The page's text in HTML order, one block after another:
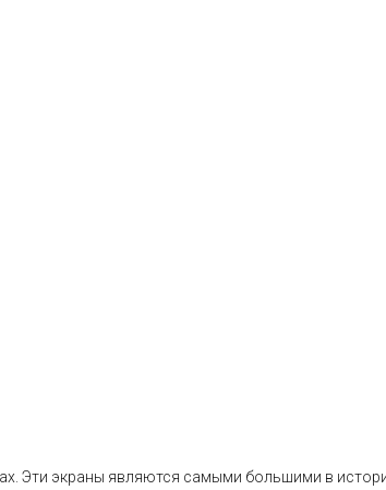
Эти экраны являются самыми большими в